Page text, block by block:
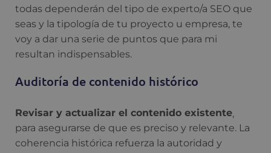
todas dependerán del tipo de experto/a SEO que
seas y la tipología de tu proyecto u empresa, te
voy a dar una serie de puntos que para mi
resultan indispensables.
Auditoría de contenido histórico
Revisar y actualizar el contenido existente,
para asegurarse de que es preciso y relevante. La
coherencia histórica refuerza la autoridad y